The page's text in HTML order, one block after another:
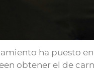
ha puesto
obtener el de